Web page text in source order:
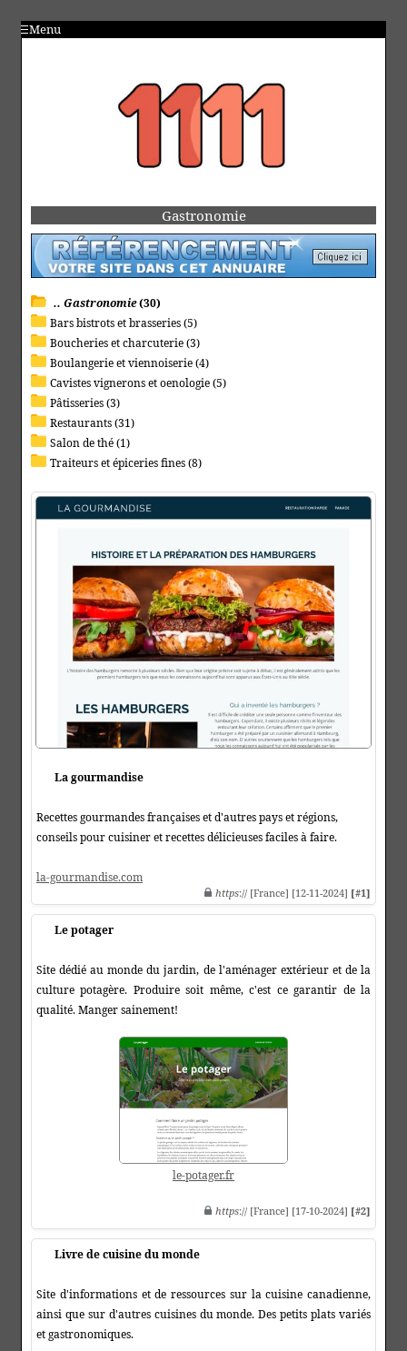
Menu
Gastronomie
.. Gastronomie(30)
Bars bistrots et brasseries (5)
Boucheries et charcuterie (3)
Boulangerie et viennoiserie (4)
Cavistes vignerons et oenologie (5)
Pâtisseries (3)
Restaurants (31)
Salon de thé (1)
Traiteurs et épiceries fines (8)
La gourmandise
Recettes gourmandes françaises et d'autres pays et régions,
conseils pour cuisiner et recettes délicieuses faciles à faire.
la-gourmandise.com
https:// [France] [12-11-2024] [#1]
Le potager
Site dédié au monde du jardin, de l'aménager extérieur et de la
culture potagère. Produire soit même, c'est ce garantir de la
qualité. Manger sainement!
le-potager.fr
https:// [France] [17-10-2024] [#2]
Livre de cuisine du monde
Site d'informations et de ressources sur la cuisine canadienne,
ainsi que sur d'autres cuisines du monde. Des petits plats variés
et gastronomiques.